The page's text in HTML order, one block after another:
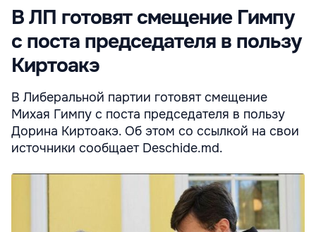
В ЛП готовят смещение Гимпу
с поста председателя в пользу
Киртоакэ
В Либеральной партии готовят смещение
Михая Гимпу с поста председателя в пользу
Дорина Киртоакэ. Об этом со ссылкой на свои
источники сообщает Deschide.md.